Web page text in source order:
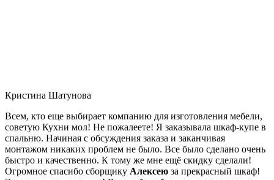
Кристина Шатунова
Всем, кто еще выбирает компанию для изготовления мебели,
советую Кухни мол! Не пожалеете! Я заказывала шкаф-купе в
спальню. Начиная с обсуждения заказа и заканчивая
монтажом никаких проблем не было. Все было сделано очень
быстро и качественно. К тому же мне ещё скидку сделали!
Огромное спасибо сборщику Алексею за прекрасный шкаф!